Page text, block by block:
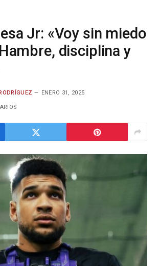
Jr: «Voy sin miedo
disciplina y
ENERO 31, 2025